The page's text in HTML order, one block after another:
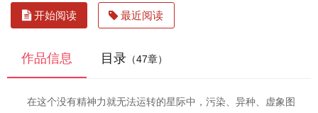
开始阅读 最近阅读
作品信息 目录 （47章）
在这个没有精神力就无法运转的星际中，污染、异种、虚象图